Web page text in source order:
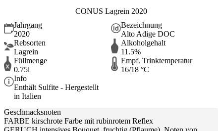
CONUS Lagrein 2020
Jahrgang
2020
Bezeichnung
Alto Adige DOC
Rebsorten
Lagrein
Alkoholgehalt
11.5%
Füllmenge
0.75l
Empf. Trinktemperatur
16/18 °C
Info
Enthält Sulfite - Hergestellt
in Italien
Geschmacksnoten
FARBE kirschrote Farbe mit rubinrotem Reflex